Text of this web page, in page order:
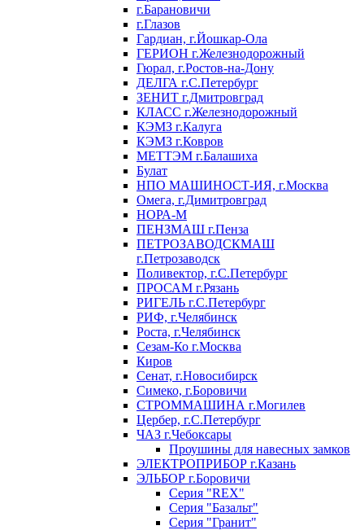
г.Барановичи
г.Глазов
Гардиан, г.Йошкар-Ола
ГЕРИОН г.Железнодорожный
Гюрал, г.Ростов-на-Дону
ДЕЛГА г.С.Петербург
ЗЕНИТ г.Дмитровград
КЛАСС г.Железнодорожный
КЭМЗ г.Калуга
КЭМЗ г.Ковров
МЕТТЭМ г.Балашиха
Булат
НПО МАШИНОСТ-ИЯ, г.Москва
Омега, г.Димитровград
НОРА-М
ПЕНЗМАШ г.Пенза
ПЕТРОЗАВОДСКМАШ
г.Петрозаводск
Поливектор, г.С.Петербург
ПРОСАМ г.Рязань
РИГЕЛЬ г.С.Петербург
РИФ, г.Челябинск
Роста, г.Челябинск
Сезам-Ко г.Москва
Киров
Сенат, г.Новосибирск
Симеко, г.Боровичи
СТРОММАШИНА г.Могилев
Цербер, г.С.Петербург
ЧАЗ г.Чебоксары
Проушины для навесных замков
ЭЛЕКТРОПРИБОР г.Казань
ЭЛЬБОР г.Боровичи
Серия "REX"
Серия "Базальт"
Серия "Гранит"